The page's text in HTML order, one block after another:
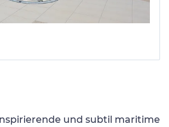
und subtil maritime